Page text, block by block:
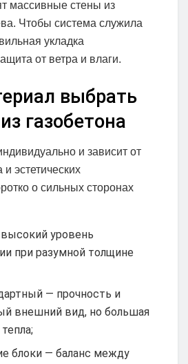
массивные стены из
Чтобы система служила
укладка
от ветра и влаги.
выбрать
газобетона
и зависит от
эстетических
о сильных сторонах
уровень
при разумной толщине
— прочность и
внешний вид, но большая
блоки — баланс между